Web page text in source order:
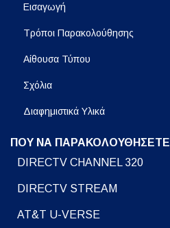
Εισαγωγή
Τρόποι Παρακολούθησης
Αίθουσα Τύπου
Σχόλια
Διαφημιστικά Υλικά
ΠΟΥ ΝΑ ΠΑΡΑΚΟΛΟΥΘΗΣΕΤΕ
DIRECTV CHANNEL 320
DIRECTV STREAM
AT&T U-VERSE